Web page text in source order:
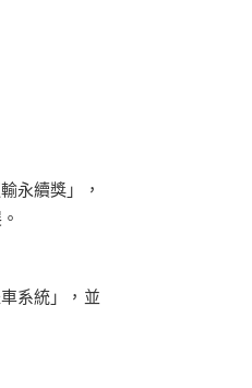
永續獎」，
系統」，並